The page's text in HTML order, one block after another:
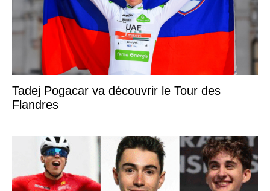
Tadej Pogacar va découvrir le Tour des
Flandres